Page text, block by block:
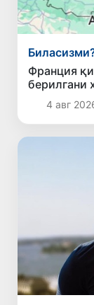
Франция
берилгани
4 авг